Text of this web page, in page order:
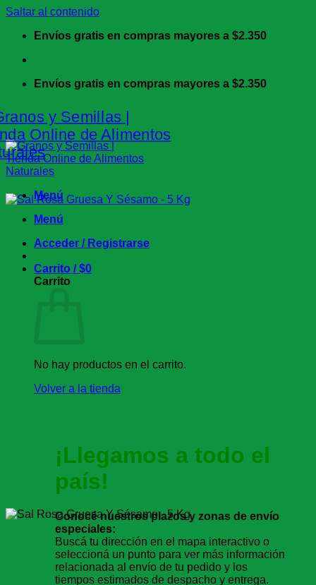
Saltar al contenido
Envíos gratis en compras mayores a $2.350
Envíos gratis en compras mayores a $2.350
Menú
Menú
Acceder / Registrarse
Carrito /$0
Carrito
No hay productos en el carrito.
Volver a la tienda
¡Llegamos a todo el
país!
Conocé nuestros plazos y zonas de envío
especiales:
Buscá tu dirección en el mapa interactivo o
seleccioná un punto para ver más información
relacionada al envío de tu pedido y los
tiempos estimados de despacho y entrega.